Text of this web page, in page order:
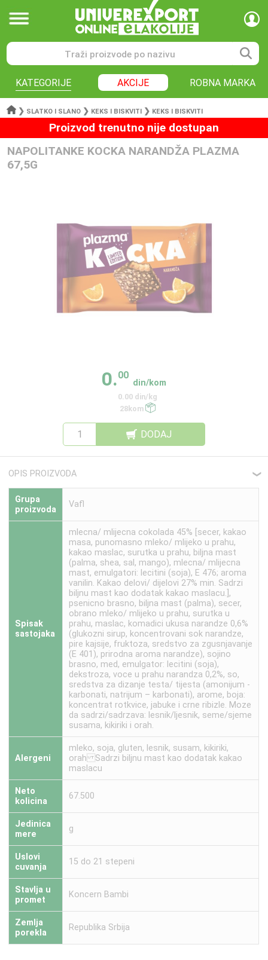
KATEGORIJE AKCIJE ROBNA MARKA
❯ SLATKO I SLANO ❯ KEKS I BISKVITI ❯ KEKS I BISKVITI
Proizvod trenutno nije dostupan
NAPOLITANKE KOCKA NARANDŽA PLAZMA
67,5G
0.00
din/kom
0.00 din/kg
28kom
DODAJ
OPIS PROIZVODA ❮
Grupa
proizvoda
Vafl
Spisak
sastojaka
mlecna/ mlijecna cokolada 45% [secer, kakao
masa, punomasno mleko/ mlijeko u prahu,
kakao maslac, surutka u prahu, biljna mast
(palma, shea, sal, mango), mlecna/ mlijecna
mast, emulgatori: lecitini (soja), E 476; aroma
vanilin. Kakao delovi/ dijelovi 27% min. Sadrzi
biljnu mast kao dodatak kakao maslacu.],
psenicno brasno, biljna mast (palma), secer,
obrano mleko/ mlijeko u prahu, surutka u
prahu, maslac, komadici ukusa narandze 0,6%
(glukozni sirup, koncentrovani sok narandze,
pire kajsije, fruktoza, sredstvo za zgusnjavanje
(E 401), prirodna aroma narandze), sojino
brasno, med, emulgator: lecitini (soja),
dekstroza, voce u prahu narandza 0,2%, so,
sredstva za dizanje testa/ tijesta (amonijum -
karbonati, natrijum – karbonati), arome, boja:
koncentrat rotkvice, jabuke i crne ribizle. Moze
da sadrzi/sadrzava: lesnik/ljesnik, seme/sjeme
susama, kikiriki i orah.
Alergeni
mleko, soja, gluten, lesnik, susam, kikiriki,
orah Sadrzi biljnu mast kao dodatak kakao
maslacu
Neto
kolicina
67.500
Jedinica
mere
g
Uslovi
cuvanja
15 do 21 stepeni
Stavlja u
promet
Koncern Bambi
Zemlja
porekla
Republika Srbija